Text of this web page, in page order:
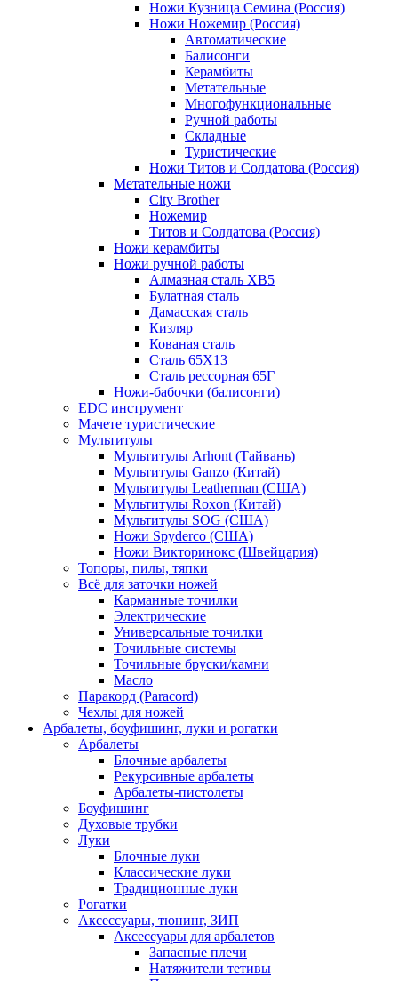
Ножи Кузница Семина (Россия)
Ножи Ножемир (Россия)
Автоматические
Балисонги
Керамбиты
Метательные
Многофункциональные
Ручной работы
Складные
Туристические
Ножи Титов и Солдатова (Россия)
Метательные ножи
City Brother
Ножемир
Титов и Солдатова (Россия)
Ножи керамбиты
Ножи ручной работы
Алмазная сталь ХВ5
Булатная сталь
Дамасская сталь
Кизляр
Кованая сталь
Сталь 65Х13
Сталь рессорная 65Г
Ножи-бабочки (балисонги)
EDC инструмент
Мачете туристические
Мультитулы
Мультитулы Arhont (Тайвань)
Мультитулы Ganzo (Китай)
Мультитулы Leatherman (США)
Мультитулы Roxon (Китай)
Мультитулы SOG (США)
Ножи Spyderco (США)
Ножи Викторинокс (Швейцария)
Топоры, пилы, тяпки
Всё для заточки ножей
Карманные точилки
Электрические
Универсальные точилки
Точильные системы
Точильные бруски/камни
Масло
Паракорд (Paracord)
Чехлы для ножей
Арбалеты, боуфишинг, луки и рогатки
Арбалеты
Блочные арбалеты
Рекурсивные арбалеты
Арбалеты-пистолеты
Боуфишинг
Духовые трубки
Луки
Блочные луки
Классические луки
Традиционные луки
Рогатки
Аксессуары, тюнинг, ЗИП
Аксессуары для арбалетов
Запасные плечи
Натяжители тетивы